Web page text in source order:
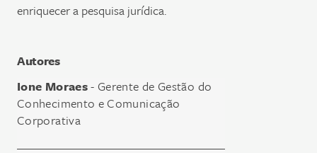
Autores
Ione Moraes- Gerente de Gestão do
Conhecimento e Comunicação
Corporativa
enriquecer a pesquisa jurídica.